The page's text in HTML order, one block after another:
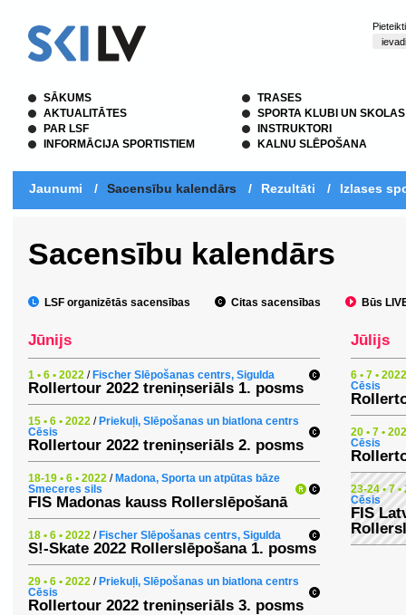
SĀKUMS
AKTUALITĀTES
PAR LSF
INFORMĀCIJA SPORTISTIEM
TRASES
SPORTA KLUBI UN SKOLAS
INSTRUKTORI
KALNU SLĒPOŠANA
Jaunumi / Sacensību kalendārs / Rezultāti / Izlases
Sacensību kalendārs
LSF organizētās sacensības Citas sacensības Būs
Jūnijs
1 • 6 • 2022 / Fischer Slēpošanas centrs, Sigulda
Rollertour 2022 treniņseriāls 1. posms
15 • 6 • 2022 / Priekuļi, Slēpošanas un biatlona centrs
Cēsis
Rollertour 2022 treniņseriāls 2. posms
18-19 • 6 • 2022 / Madona, Sporta un atpūtas bāze
Smeceres sils
FIS Madonas kauss Rollerslēpošanā
18 • 6 • 2022 / Fischer Slēpošanas centrs, Sigulda
S!-Skate 2022 Rollerslēpošana 1. posms
29 • 6 • 2022 / Priekuļi, Slēpošanas un biatlona centrs
Cēsis
Rollertour 2022 treniņseriāls 3. posms
Jūlijs
6 • 7 • 2022
Cēsis
20 • 7 •
Cēsis
23-24 • 7 •
Cēsis
FIS